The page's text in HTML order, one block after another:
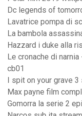
Dc legends of
Lavatrice pompa di
La bambola
Hazzard i duke alla
Le cronache di
cb01
I spit on your grave
Max payne film
Gomorra la serie 2